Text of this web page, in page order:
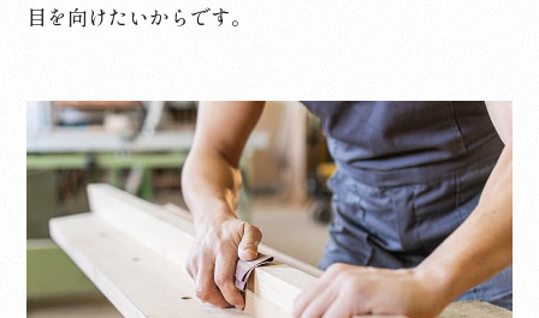
目を向けたいからです。